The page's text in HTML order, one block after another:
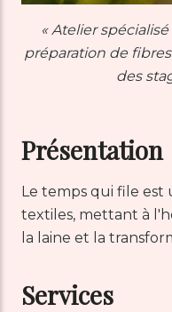
« Atelier
préparation de
des
Présentation
Le temps qui file est
textiles, mettant à
la laine et la
Services